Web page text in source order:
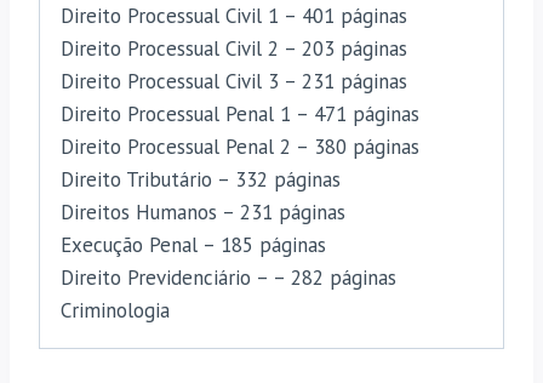
Direito Processual Civil 1 – 401 páginas
Direito Processual Civil 2 – 203 páginas
Direito Processual Civil 3 – 231 páginas
Direito Processual Penal 1 – 471 páginas
Direito Processual Penal 2 – 380 páginas
Direito Tributário – 332 páginas
Direitos Humanos – 231 páginas
Execução Penal – 185 páginas
Direito Previdenciário – – 282 páginas
Criminologia